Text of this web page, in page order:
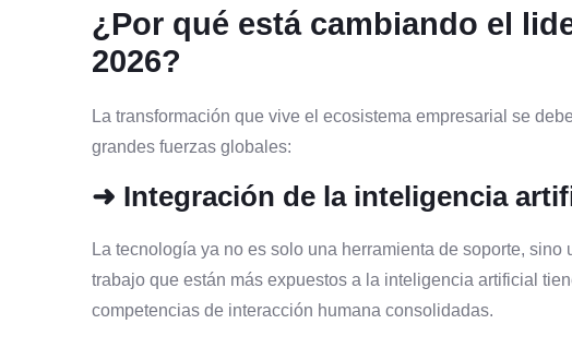
¿Por qué está cambiando el
2026?
La transformación que vive el ecosistema empresarial se
grandes fuerzas globales:
➜ Integración de la inteligencia
La tecnología ya no es solo una herramienta de soporte,
trabajo que están más expuestos a la inteligencia artificial
competencias de interacción humana consolidadas.